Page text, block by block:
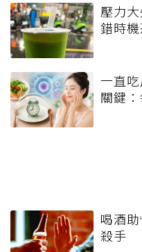
壓力
錯時
一直
關鍵
喝酒
殺手